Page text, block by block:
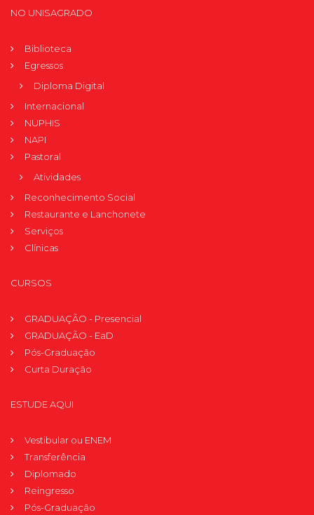
NO UNISAGRADO
Biblioteca
Egressos
Diploma Digital
Internacional
NUPHIS
NAPI
Pastoral
Atividades
Reconhecimento Social
Restaurante e Lanchonete
Serviços
Clínicas
CURSOS
GRADUAÇÃO - Presencial
GRADUAÇÃO - EaD
Pós-Graduação
Curta Duração
ESTUDE AQUI
Vestibular ou ENEM
Transferência
Diplomado
Reingresso
Pós-Graduação